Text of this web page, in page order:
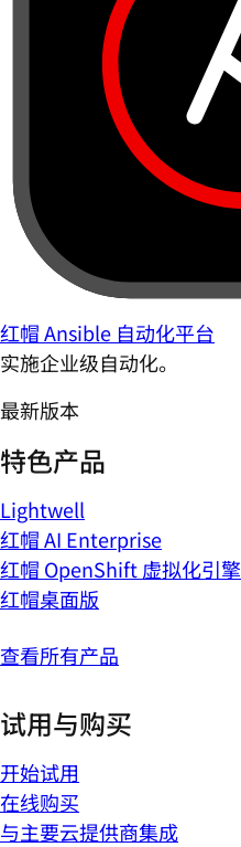
红帽 Ansible 自动化平台
实施企业级自动化。
最新版本
特色产品
Lightwell
红帽 AI Enterprise
红帽 OpenShift 虚拟化引擎
红帽桌面版
查看所有产品
试用与购买
开始试用
在线购买
与主要云提供商集成